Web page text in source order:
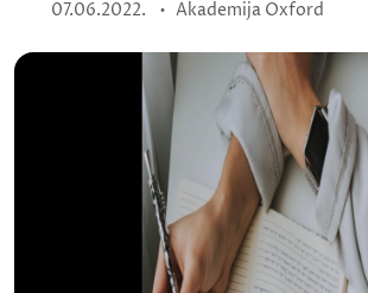
07.06.2022. • Akademija Oxford